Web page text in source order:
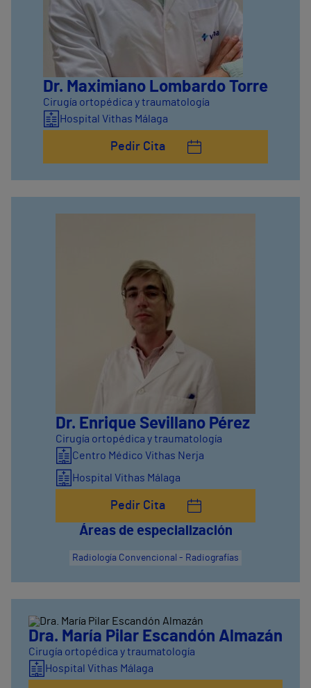
Dr. Maximiano Lombardo Torre
Cirugía ortopédica y traumatología
Hospital Vithas Málaga
Pedir Cita
Dr. Enrique Sevillano Pérez
Cirugía ortopédica y traumatología
Centro Médico Vithas Nerja
Hospital Vithas Málaga
Pedir Cita
Áreas de especialización
Radiología Convencional - Radiografías
Dra. María Pilar Escandón Almazán
Cirugía ortopédica y traumatología
Hospital Vithas Málaga